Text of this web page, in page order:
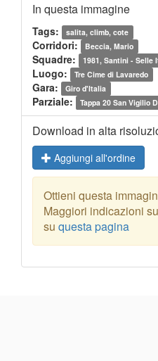
In questa immagine
Tags: salita, climb, cote
Corridori: Beccia, Mario
Squadre: 1981, Santini - Selle
Luogo: Tre Cime di Lavaredo
Gara: Giro d'Italia
Parziale: Tappa 20 San Vigilio
Download in alta
Aggiungi all'ordine
Ottieni questa
Maggiori indicazioni
su questa pagina